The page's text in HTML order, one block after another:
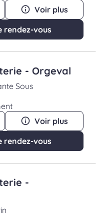
Voir plus
rendez-vous
- Orgeval
Sous
Voir plus
rendez-vous
-